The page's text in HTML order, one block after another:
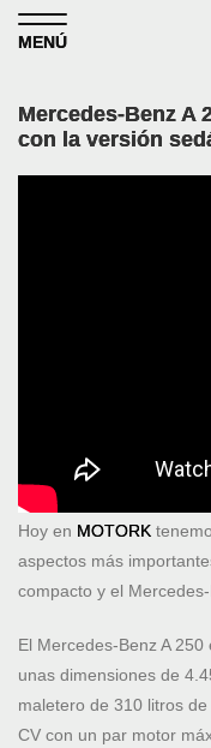
Skip to content
MENÚ
Mercedes-Benz A
con la versión
Hoy en MOTORK
aspectos más
compacto y el
El Mercedes-Benz A
unas dimensiones de
maletero de 310 litros
CV con un par motor